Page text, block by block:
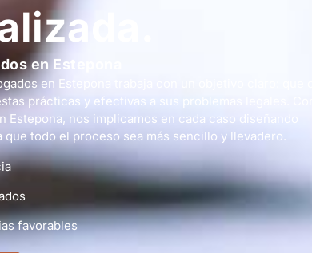
en Estepona
en Estepona trabaja con un objetivo claro: que
prácticas y efectivas a sus problemas legales.
Estepona, nos implicamos en cada caso diseñando
que todo el proceso sea más sencillo y llevadero.
favorables